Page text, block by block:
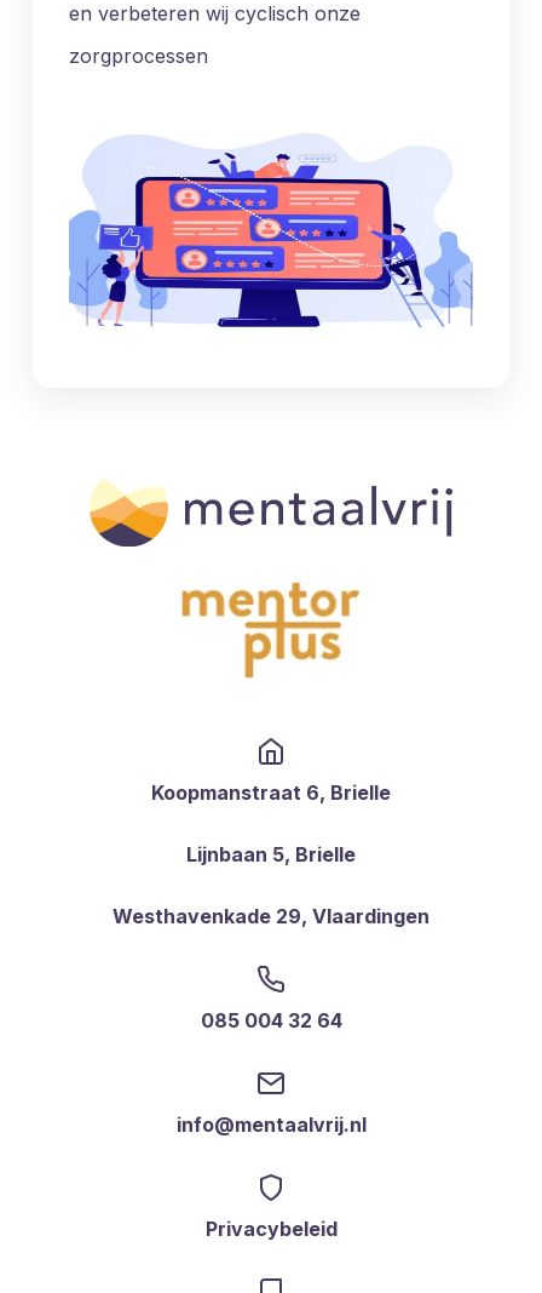
en verbeteren wij cyclisch onze
zorgprocessen
Koopmanstraat 6, Brielle
Lijnbaan 5, Brielle
Westhavenkade 29, Vlaardingen
085 004 32 64
info@mentaalvrij.nl
Privacybeleid